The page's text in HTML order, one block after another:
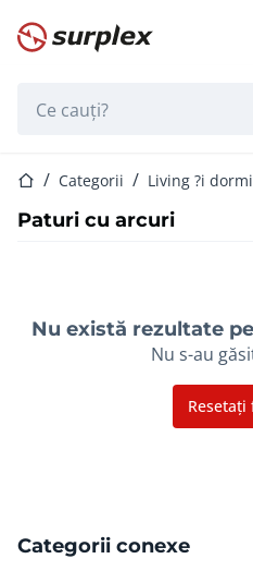
Pagina de start
Pagina de start
Categorii Living ?i
Paturi cu arcuri
Nu există rezultate
Nu s-au
Categorii conexe